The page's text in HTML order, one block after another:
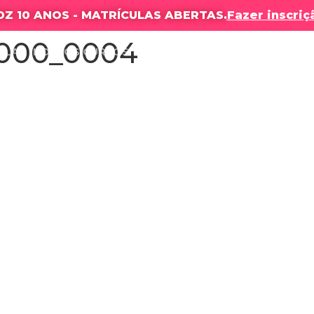
10 ANOS - MATRÍCULAS ABERTAS.Fazer
NOSSOS CURSOS